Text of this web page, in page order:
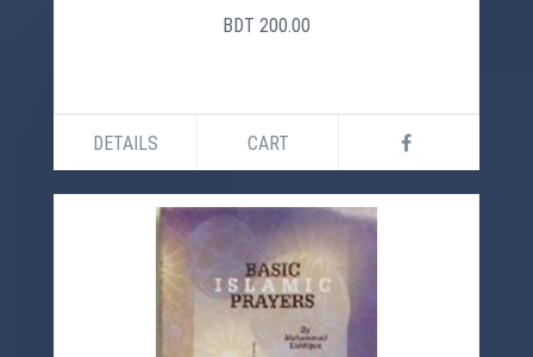
BDT 200.00
DETAILS CART